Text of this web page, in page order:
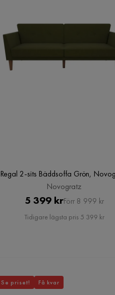
Regal 2-sits Bäddsoffa Grön,
Novogratz
Pris
5 399 krOriginal
Pris
Förr 8 999 kr
Tidigare lägsta pris 5 399 kr
Se priset! Få kvar